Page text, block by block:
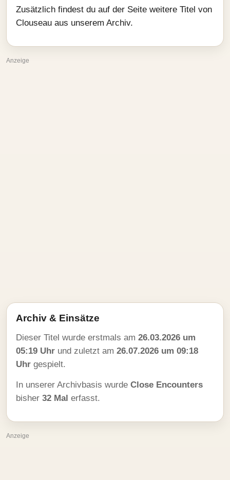
Zusätzlich findest du auf der Seite weitere Titel von
Clouseau aus unserem Archiv.
Anzeige
Archiv & Einsätze
Dieser Titel wurde erstmals am 26.03.2026 um
05:19 Uhr und zuletzt am 26.07.2026 um 09:18
Uhr gespielt.
In unserer Archivbasis wurde Close Encounters
bisher 32 Mal erfasst.
Anzeige